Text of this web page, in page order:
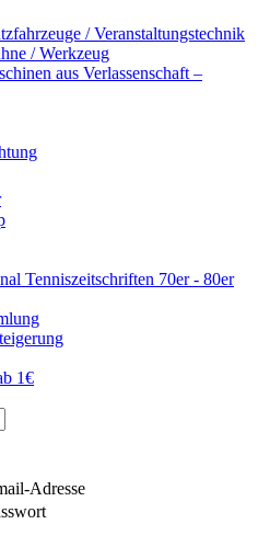
/ Veranstaltungstechnik
/ Werkzeug
aus Verlassenschaft –
Tenniszeitschriften 70er - 80er
1€
Adresse